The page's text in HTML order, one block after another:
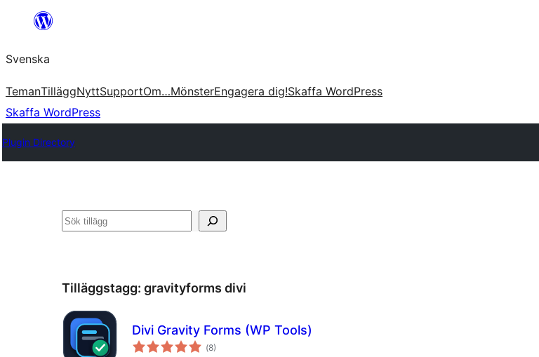
Hoppa
innehåll
Svenska
TemanTilläggNyttSupportOm…MönsterEngagera dig!Skaffa WordPress
Skaffa WordPress
Plugin Directory
Sök
Tilläggstagg: gravityforms divi
Divi Gravity Forms (WP Tools)
(Totalt
antal
8)